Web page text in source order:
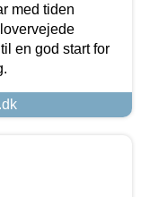
med tiden
en god start for